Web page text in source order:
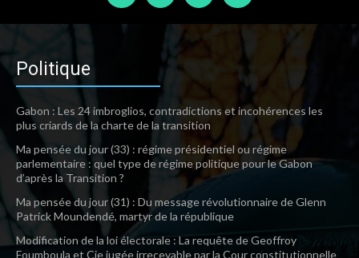
Politique
Gabon : Les 24 imbroglios, contradictions et incohérences les
plus criards de la charte de la transition
Ma pensée du jour (33) : régime présidentiel ou régime
parlementaire : quel type de régime politique pour le Gabon
d’après la Transition ?
Ma pensée du jour (31) : Du message révolutionnaire de Glenn
Patrick Moundendé, martyr de la république
Modification de la loi électorale : La requête de Geoffroy
Foumboula et Cie jugée irrecevable par la Cour constitutionnelle